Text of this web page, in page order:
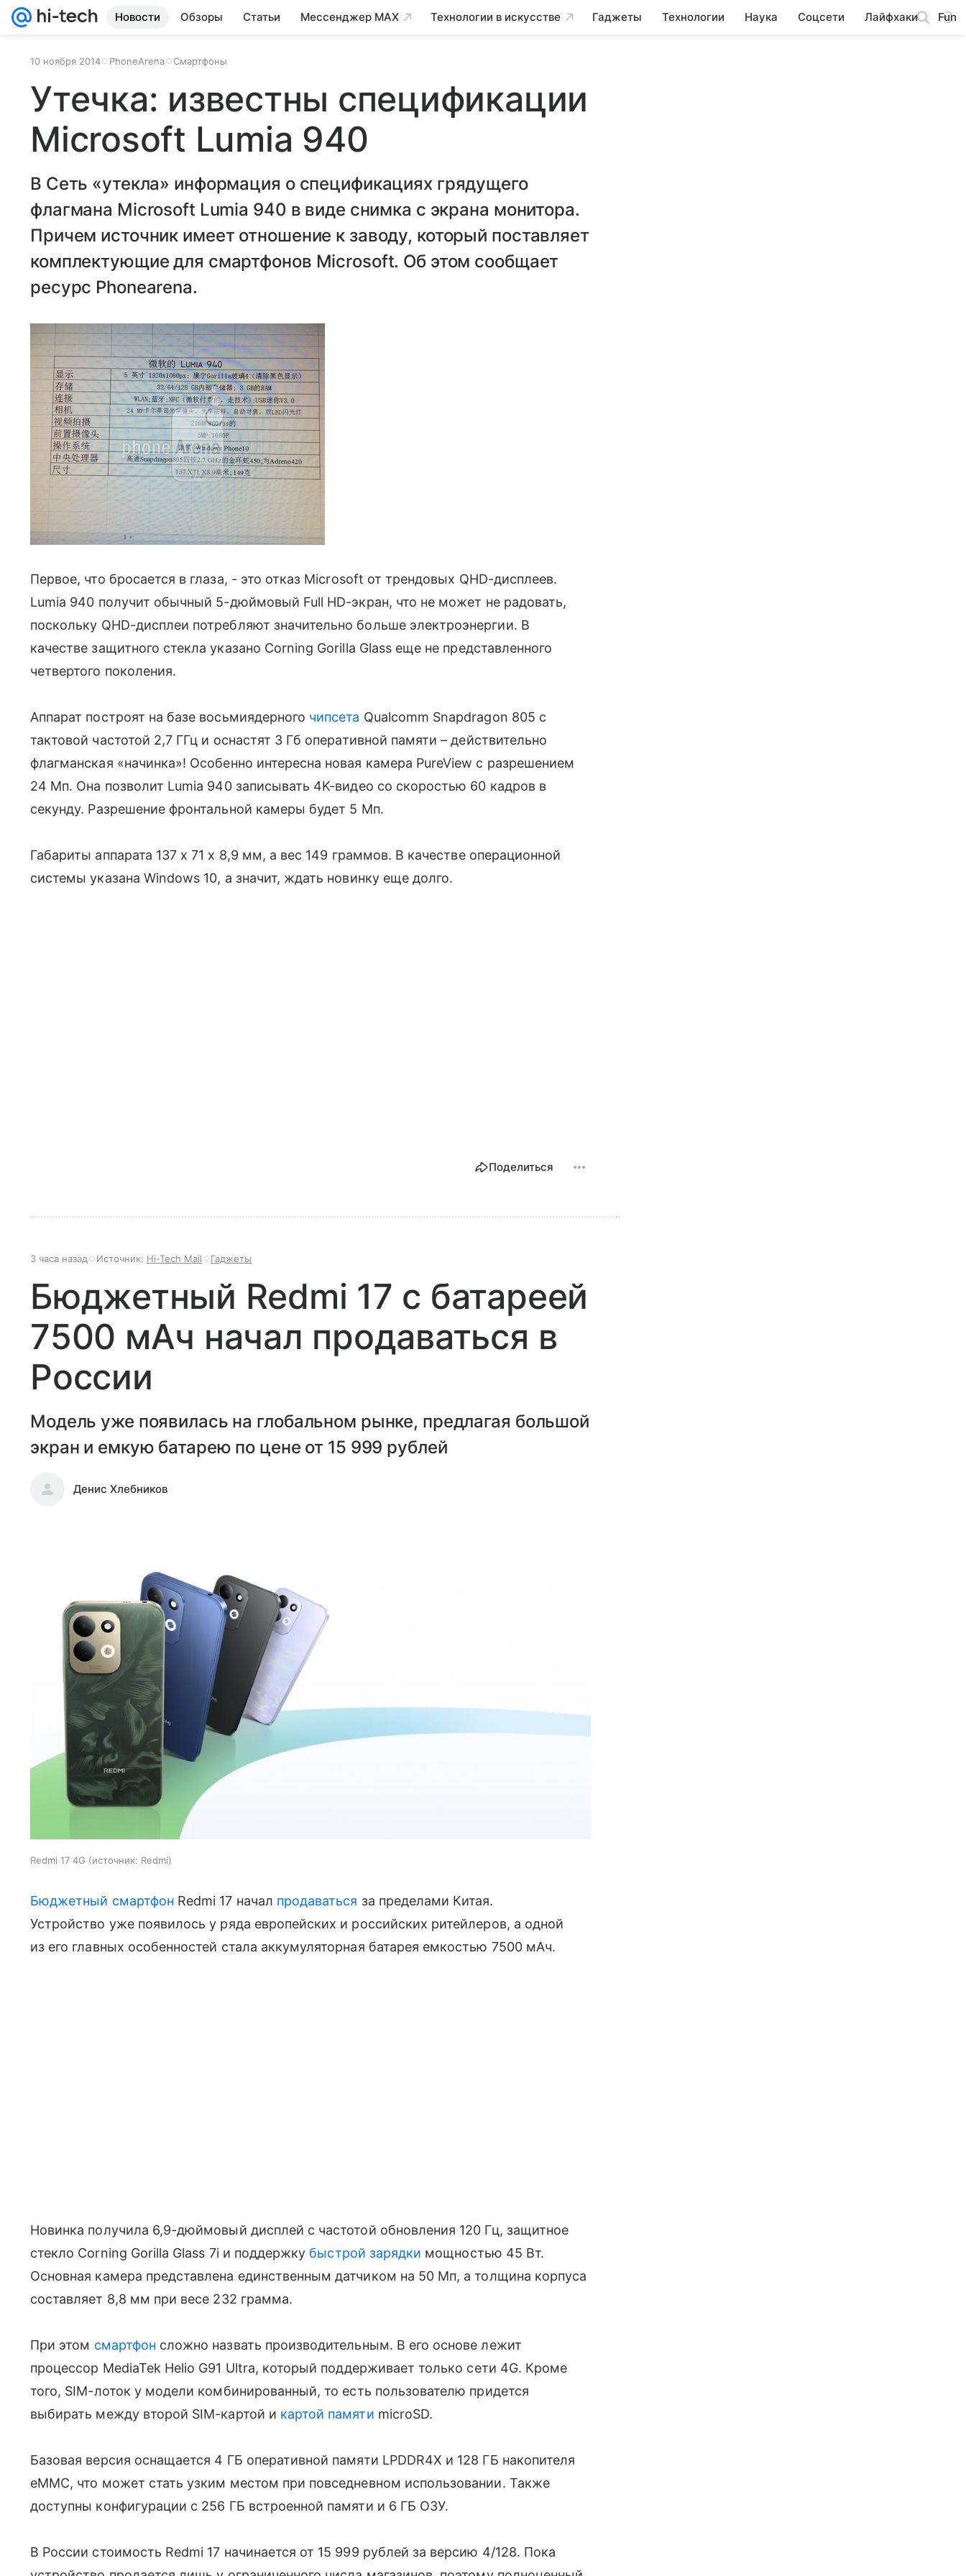
Новости Обзоры Статьи Мессенджер MAX Технологии в искусстве Гаджеты Технологии Наука Соцсети Лайфхаки Fun
10 ноября 2014 PhoneArena Смартфоны
Утечка: известны спецификации
Microsoft Lumia 940
В Сеть «утекла» информация о спецификациях грядущего
флагмана Microsoft Lumia 940 в виде снимка с экрана монитора.
Причем источник имеет отношение к заводу, который поставляет
комплектующие для смартфонов Microsoft. Об этом сообщает
ресурс Phonearena.
Первое, что бросается в глаза, - это отказ Microsoft от трендовых QHD-дисплеев.
Lumia 940 получит обычный 5-дюймовый Full HD-экран, что не может не радовать,
поскольку QHD-дисплеи потребляют значительно больше электроэнергии. В
качестве защитного стекла указано Corning Gorilla Glass еще не представленного
четвертого поколения.
Аппарат построят на базе восьмиядерного чипсета Qualcomm Snapdragon 805 с
тактовой частотой 2,7 ГГц и оснастят 3 Гб оперативной памяти – действительно
флагманская «начинка»! Особенно интересна новая камера PureView с разрешением
24 Мп. Она позволит Lumia 940 записывать 4K-видео со скоростью 60 кадров в
секунду. Разрешение фронтальной камеры будет 5 Мп.
Габариты аппарата 137 х 71 х 8,9 мм, а вес 149 граммов. В качестве операционной
системы указана Windows 10, а значит, ждать новинку еще долго.
Поделиться
3 часа назад Источник: Hi-Tech Mail Гаджеты
Бюджетный Redmi 17 с батареей
7500 мАч начал продаваться в
России
Модель уже появилась на глобальном рынке, предлагая большой
экран и емкую батарею по цене от 15 999 рублей
Денис Хлебников
Redmi 17 4G источник: Redmi
Бюджетный смартфон Redmi 17 начал продаваться за пределами Китая.
Устройство уже появилось у ряда европейских и российских ритейлеров, а одной
из его главных особенностей стала аккумуляторная батарея емкостью 7500 мАч.
Новинка получила 6,9-дюймовый дисплей с частотой обновления 120 Гц, защитное
стекло Corning Gorilla Glass 7i и поддержку быстрой зарядки мощностью 45 Вт.
Основная камера представлена единственным датчиком на 50 Мп, а толщина корпуса
составляет 8,8 мм при весе 232 грамма.
При этом смартфон сложно назвать производительным. В его основе лежит
процессор MediaTek Helio G91 Ultra, который поддерживает только сети 4G. Кроме
того, SIM-лоток у модели комбинированный, то есть пользователю придется
выбирать между второй SIM-картой и картой памяти microSD.
Базовая версия оснащается 4 ГБ оперативной памяти LPDDR4X и 128 ГБ накопителя
eMMC, что может стать узким местом при повседневном использовании. Также
доступны конфигурации с 256 ГБ встроенной памяти и 6 ГБ ОЗУ.
В России стоимость Redmi 17 начинается от 15 999 рублей за версию 4/128. Пока